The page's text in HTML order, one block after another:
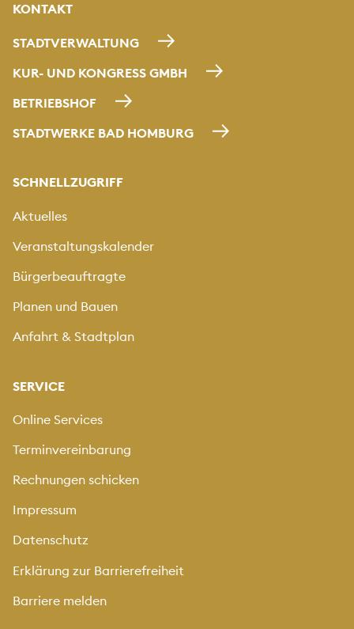
KONTAKT
STADTVERWALTUNG
KUR- UND KONGRESS GMBH
BETRIEBSHOF
STADTWERKE BAD HOMBURG
SCHNELLZUGRIFF
Aktuelles
Veranstaltungskalender
Bürgerbeauftragte
Planen und Bauen
Anfahrt & Stadtplan
SERVICE
Online Services
Terminvereinbarung
Rechnungen schicken
Impressum
Datenschutz
Erklärung zur Barrierefreiheit
Barriere melden